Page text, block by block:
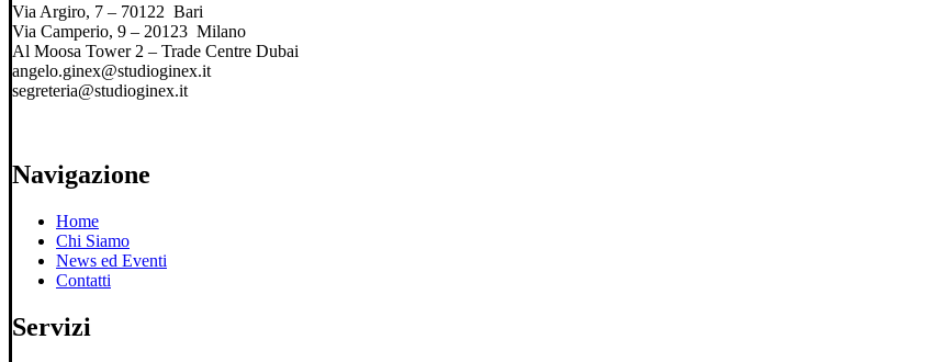
Via Argiro, 7 – 70122 Bari
Via Camperio, 9 – 20123 Milano
Al Moosa Tower 2 – Trade Centre Dubai
angelo.ginex@studioginex.it
segreteria@studioginex.it
Navigazione
Home
Chi Siamo
News ed Eventi
Contatti
Servizi